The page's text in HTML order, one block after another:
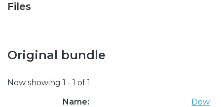
Files
Original bundle
Now showing 1 - 1 of 1
Name:
Dow